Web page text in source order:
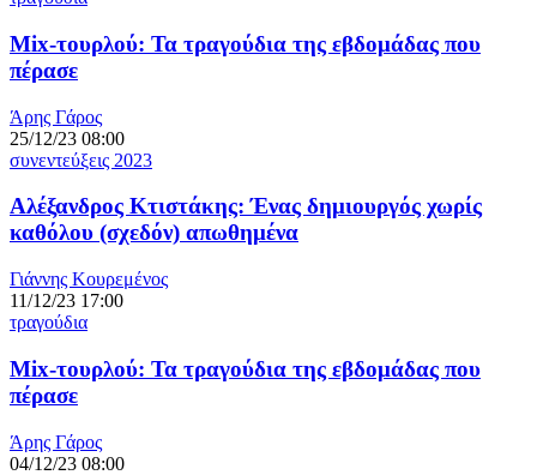
Mix-τουρλού: Τα τραγούδια της εβδομάδας που
πέρασε
Άρης Γάρος
25/12/23 08:00
συνεντεύξεις 2023
Αλέξανδρος Κτιστάκης: Ένας δημιουργός χωρίς
καθόλου (σχεδόν) απωθημένα
Γιάννης Κουρεμένος
11/12/23 17:00
τραγούδια
Mix-τουρλού: Τα τραγούδια της εβδομάδας που
πέρασε
Άρης Γάρος
04/12/23 08:00